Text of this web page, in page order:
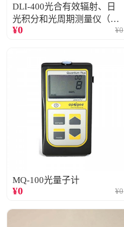
DLI-400光合有效辐射、日
光积分和光周期测量仪（仅
阳光）
¥0 ¥0
MQ-100光量子计
¥0 ¥0